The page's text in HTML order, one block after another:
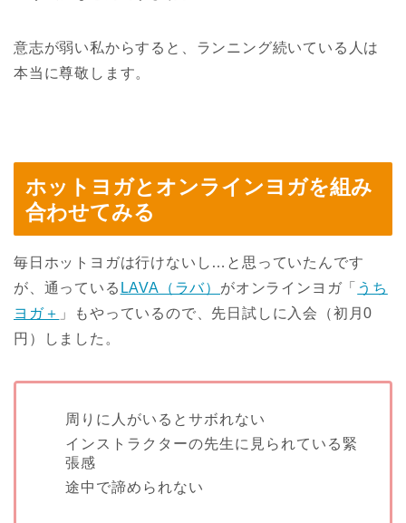
意志が弱い私からすると、ランニング続いている人は
本当に尊敬します。
ホットヨガとオンラインヨガを組み
合わせてみる
毎日ホットヨガは行けないし…と思っていたんです
が、通っている LAVA（ラバ） がオンラインヨガ「 うち
ヨガ＋ 」もやっているので、先日試しに入会（初月0
円）しました。
周りに人がいるとサボれない
インストラクターの先生に見られている緊
張感
途中で諦められない